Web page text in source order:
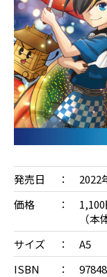
発売日
2022
価格
（
サイズ
A5
ISBN